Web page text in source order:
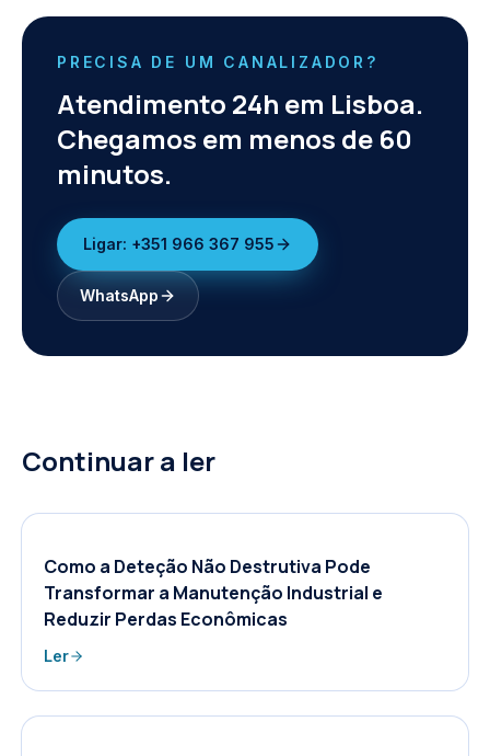
PRECISA DE UM CANALIZADOR?
Atendimento 24h em Lisboa.
Chegamos em menos de 60
minutos.
Ligar: +351 966 367 955
WhatsApp
Continuar a ler
Como a Deteção Não Destrutiva Pode
Transformar a Manutenção Industrial e
Reduzir Perdas Econômicas
Ler